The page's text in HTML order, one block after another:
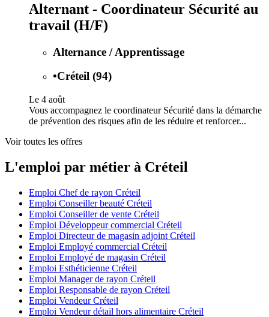
Alternant - Coordinateur Sécurité au
travail (H/F)
Alternance / Apprentissage
•Créteil (94)
Le 4 août
Vous accompagnez le coordinateur Sécurité dans la démarche
de prévention des risques afin de les réduire et renforcer...
Voir toutes les offres
L'emploi par métier à Créteil
Emploi Chef de rayon Créteil
Emploi Conseiller beauté Créteil
Emploi Conseiller de vente Créteil
Emploi Développeur commercial Créteil
Emploi Directeur de magasin adjoint Créteil
Emploi Employé commercial Créteil
Emploi Employé de magasin Créteil
Emploi Esthéticienne Créteil
Emploi Manager de rayon Créteil
Emploi Responsable de rayon Créteil
Emploi Vendeur Créteil
Emploi Vendeur détail hors alimentaire Créteil